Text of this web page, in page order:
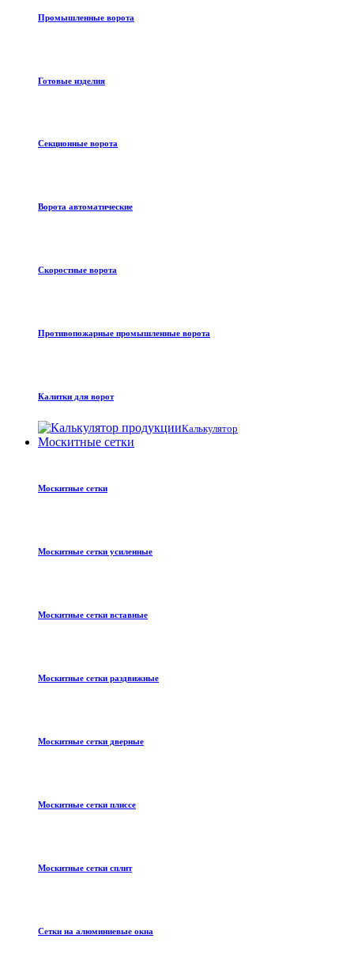
Промышленные ворота
Готовые изделия
Секционные ворота
Ворота автоматические
Скоростные ворота
Противопожарные промышленные ворота
Калитки для ворот
Калькулятор
Москитные сетки
Москитные сетки
Москитные сетки усиленные
Москитные сетки вставные
Москитные сетки раздвижные
Москитные сетки дверные
Москитные сетки плиссе
Москитные сетки сплит
Сетки на алюминиевые окна